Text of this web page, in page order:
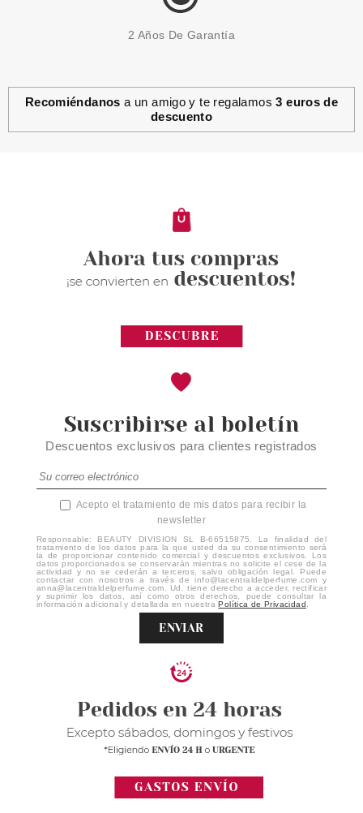
L´OREAL
2.95€
2 Años De Garantía
Recomiéndanos a un amigo y te regalamos3 euros de
descuento
Suscribirse al boletín
Descuentos exclusivos para clientes registrados
Acepto el tratamiento de mis datos para recibir la
newsletter
Responsable: BEAUTY DIVISION SL B-66515875. La finalidad del
tratamiento de los datos para la que usted da su consentimiento será
la de proporcionar contenido comercial y descuentos exclusivos. Los
datos proporcionados se conservarán mientras no solicite el cese de la
actividad y no se cederán a terceros, salvo obligación legal. Puede
contactar con nosotros a través de info@lacentraldelperfume.com y
anna@lacentraldelperfume.com. Ud. tiene derecho a acceder, rectificar
y suprimir los datos, así como otros derechos, puede consultar la
información adicional y detallada en nuestraPolítica de Privacidad
ENVIAR